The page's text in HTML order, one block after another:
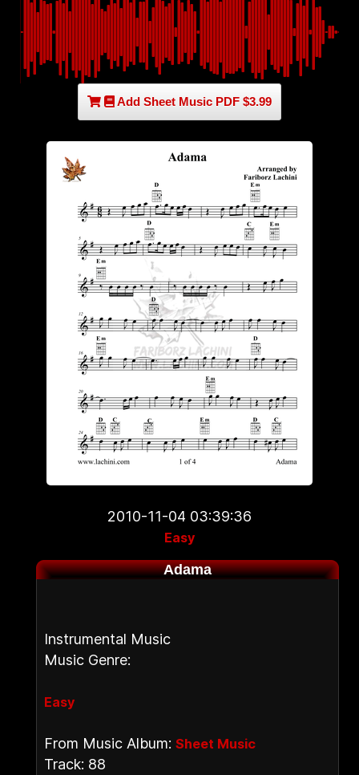
Add Sheet Music PDF $3.99
2010-11-04 03:39:36
Easy
Adama
Instrumental Music
Music Genre:
Easy
From Music Album: Sheet Music
Track: 88